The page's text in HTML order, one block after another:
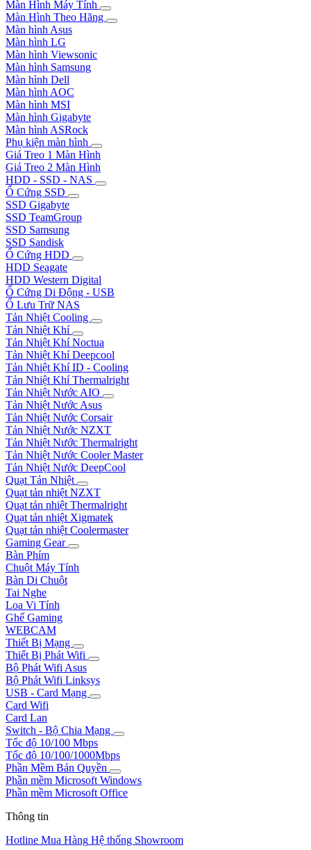
Màn Hình Máy Tính
Màn Hình Theo Hãng
Màn hình Asus
Màn hình LG
Màn hình Viewsonic
Màn hình Samsung
Màn hình Dell
Màn hình AOC
Màn hình MSI
Màn hình Gigabyte
Màn hình ASRock
Phụ kiện màn hình
Giá Treo 1 Màn Hình
Giá Treo 2 Màn Hình
HDD - SSD - NAS
Ổ Cứng SSD
SSD Gigabyte
SSD TeamGroup
SSD Samsung
SSD Sandisk
Ổ Cứng HDD
HDD Seagate
HDD Western Digital
Ổ Cứng Di Động - USB
Ổ Lưu Trữ NAS
Tản Nhiệt Cooling
Tản Nhiệt Khí
Tản Nhiệt Khí Noctua
Tản Nhiệt Khí Deepcool
Tản Nhiệt Khí ID - Cooling
Tản Nhiệt Khí Thermalright
Tản Nhiệt Nước AIO
Tản Nhiệt Nước Asus
Tản Nhiệt Nước Corsair
Tản Nhiệt Nước NZXT
Tản Nhiệt Nước Thermalright
Tản Nhiệt Nước Cooler Master
Tản Nhiệt Nước DeepCool
Quạt Tản Nhiệt
Quạt tản nhiệt NZXT
Quạt tản nhiệt Thermalright
Quạt tản nhiệt Xigmatek
Quạt tản nhiệt Coolermaster
Gaming Gear
Bàn Phím
Chuột Máy Tính
Bàn Di Chuột
Tai Nghe
Loa Vi Tính
Ghế Gaming
WEBCAM
Thiết Bị Mạng
Thiết Bị Phát Wifi
Bộ Phát Wifi Asus
Bộ Phát Wifi Linksys
USB - Card Mạng
Card Wifi
Card Lan
Switch - Bộ Chia Mạng
Tốc độ 10/100 Mbps
Tốc độ 10/100/1000Mbps
Phần Mềm Bản Quyền
Phần mềm Microsoft Windows
Phần mềm Microsoft Office
Thông tin
Hotline Mua Hàng Hệ thống Showroom